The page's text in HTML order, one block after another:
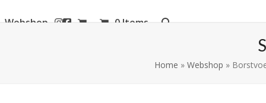
Webshop 0 Items
Home » Webshop »